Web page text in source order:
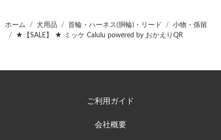
ホーム 犬用品 首輪・ハーネス(胴輪)・リード
小物・係留
★【SALE】 ★ ミッケ Calulu powered by おかえりQR
ご利用ガイド
会社概要